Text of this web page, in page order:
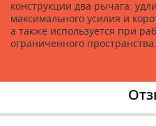
конструкции два рычага:
максимального усилия и
а также используется при
ограниченного пространства.